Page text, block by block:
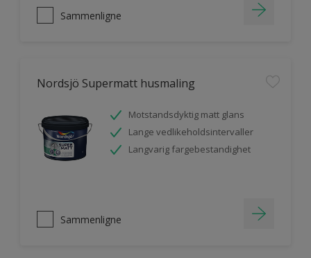
Sammenligne
Nordsjö Supermatt husmaling
Motstandsdyktig matt glans
Lange vedlikeholdsintervaller
Langvarig fargebestandighet
Sammenligne